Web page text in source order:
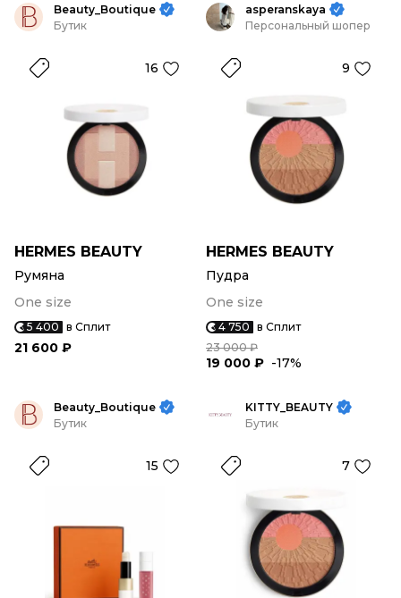
Beauty_Boutique
Бутик
16
HERMES BEAUTY
Румяна
One size
5 400 в Сплит
21 600 ₽
asperanskaya
Персональный шопер
9
HERMES BEAUTY
Пудра
One size
4 750 в Сплит
23 000 ₽
19 000 ₽ -17%
Beauty_Boutique
Бутик
15
KITTY_BEAUTY
Бутик
7